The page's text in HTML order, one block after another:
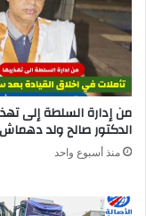
من إدارة السلطة إلى
الدكتور صالح ولد دهماش
منذ أسبوع واحد